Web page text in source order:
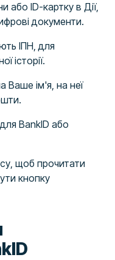
або ID-картку в Дії,
документи.
ІПН, для
історії.
Ваше ім'я, на неї
BankID або
щоб прочитати
кнопку